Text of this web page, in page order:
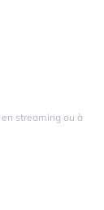
streaming ou à